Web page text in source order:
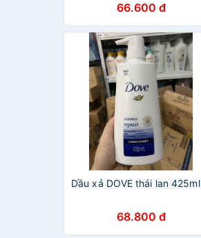
66.600 đ
Dầu xả DOVE thái lan 425ml
68.800 đ